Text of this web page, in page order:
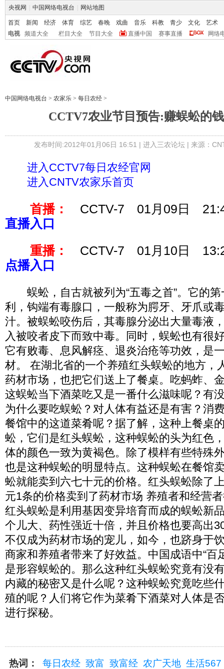
央视网 中国网络电视台 网站地图
首页 新闻 经济 体育 综艺 春晚 戏曲 音乐 科教 青少 文化
艺术
电视
频道大全 栏目大全 节目大全 直播中国 赛事直播 网络
中国网络电视台 > 农家乐 > 每日农经 >
CCTV7农业节目预告:赚蜈蚣的钱
发布时间:2012年01月06日 16:51 | 进入三农论坛| 来源：
进入CCTV7每日农经官网
进入CNTV农家乐首页
首播：
CCTV-7 01月09日
直播入口
重播：
CCTV-7 01月10日
点播入口
蜈蚣，自古就被列为“五毒之首”。它的第
利，钩端有毒腺口，一般称为腭牙、牙爪或
汁。被蜈蚣咬伤后，其毒腺分泌出大量毒液
入被咬者皮下而致中毒。同时，蜈蚣也有很
它有败毒、息风解痉、退炎治疮等功效，是
材。 在湖北省的一个养殖红头蜈蚣的地方，
药材市场，也把它们送上了餐桌。吃蚂蚱、
这蜈蚣当下酒菜吃又是一番什么滋味呢？有
为什么要吃蜈蚣？对人体有益还是有害？消
餐馆中的这道菜肴呢？据了解，这种上餐桌
蚣，它们是红头蜈蚣，这种蜈蚣的头为红色
体的颜色一致为黄褐色。除了模样有些特殊
也是这种蜈蚣的明显特点。这种蜈蚣在餐馆
蚣就能卖到六七十元的价格。红头蜈蚣除了
元1条的价格卖到了药材市场 养殖者和经营
红头蜈蚣是利用基因变异培育而成的蜈蚣新
个儿大、药性强近十倍，并且价格也要高出
不仅成为药材市场的宠儿，如今，也跻身于
商家和养殖者带来了好效益。中国成语中“百
是形容蜈蚣的。那么这种红头蜈蚣究竟有没
内藏的秘密又是什么呢？这种蜈蚣究竟吃些
殖的呢？人们将它作为菜肴下酒菜对人体是
进行探秘。
热词： 每日农经 致富 致富经 农广天地 生活567